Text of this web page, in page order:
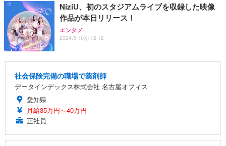
NiziU、初のスタジアムライブを収録した映像
作品が本日リリース！
エンタメ
2024.5.1(水) 12:12
社会保険完備の職場で薬剤師
データインデックス株式会社 名古屋オフィス
愛知県
月給35万円～40万円
正社員